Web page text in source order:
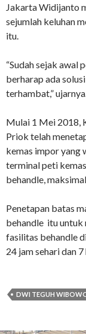
Jakarta Widijanto
sejumlah keluhan
itu.
“Sudah sejak awal
berharap ada
terhambat,”
Mulai 1 Mei 2018,
Priok telah
kemas impor yang
terminal peti
behandle,
Penetapan batas
behandle itu untuk
fasilitas behandle
24 jam sehari dan
DWI TEGUH